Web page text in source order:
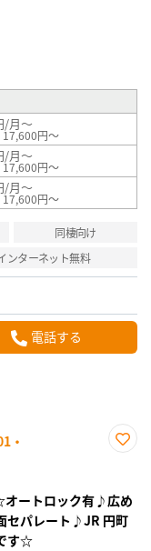
/月～
円～
/月～
円～
/月～
円～
同棲向け
ンターネット無料
電話する
・
録
ートロック有♪広め
セパレート♪JR 円町
す☆